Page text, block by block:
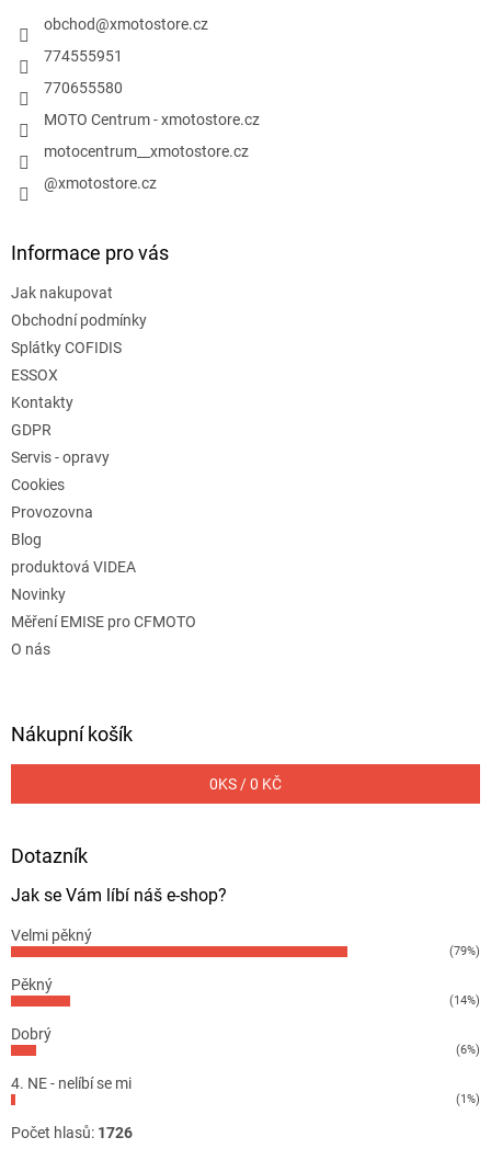
obchod@xmotostore.cz
774555951
770655580
MOTO Centrum - xmotostore.cz
motocentrum__xmotostore.cz
@xmotostore.cz
Informace pro vás
Jak nakupovat
Obchodní podmínky
Splátky COFIDIS
ESSOX
Kontakty
GDPR
Servis - opravy
Cookies
Provozovna
Blog
produktová VIDEA
Novinky
Měření EMISE pro CFMOTO
O nás
Nákupní košík
0KS /0 KČ
Dotazník
Jak se Vám líbí náš e-shop?
Velmi pěkný
(79%)
Pěkný
(14%)
Dobrý
(6%)
4. NE - nelíbí se mi
(1%)
Počet hlasů: 1726